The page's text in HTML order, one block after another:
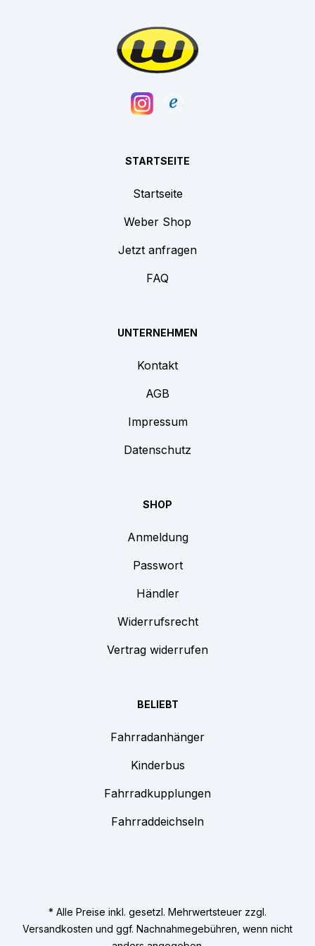
STARTSEITE
Startseite
Weber Shop
Jetzt anfragen
FAQ
UNTERNEHMEN
Kontakt
AGB
Impressum
Datenschutz
SHOP
Anmeldung
Passwort
Händler
Widerrufsrecht
Vertrag widerrufen
BELIEBT
Fahrradanhänger
Kinderbus
Fahrradkupplungen
Fahrraddeichseln
* Alle Preise inkl. gesetzl. Mehrwertsteuer zzgl.
Versandkosten und ggf. Nachnahmegebühren, wenn nicht